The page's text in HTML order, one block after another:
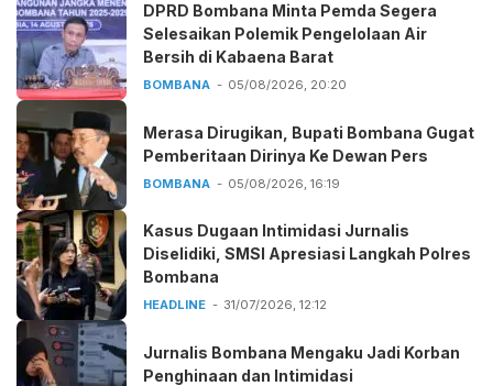
DPRD Bombana Minta Pemda Segera
Selesaikan Polemik Pengelolaan Air
Bersih di Kabaena Barat
BOMBANA 05/08/2026, 20:20
Merasa Dirugikan, Bupati Bombana Gugat
Pemberitaan Dirinya Ke Dewan Pers
BOMBANA 05/08/2026, 16:19
Kasus Dugaan Intimidasi Jurnalis
Diselidiki, SMSI Apresiasi Langkah Polres
Bombana
HEADLINE 31/07/2026, 12:12
Jurnalis Bombana Mengaku Jadi Korban
Penghinaan dan Intimidasi